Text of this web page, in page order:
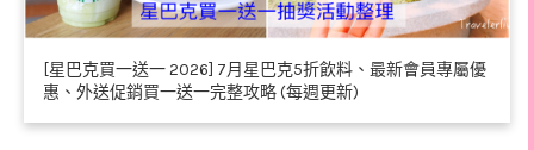
[星巴克買一送一 2026] 7月星巴克5折飲料、最新會員專屬優
惠、外送促銷買一送一完整攻略 (每週更新)